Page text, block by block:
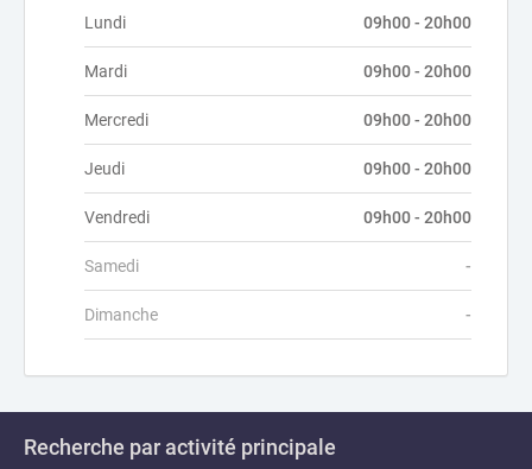
Lundi 09h00 - 20h00
Mardi 09h00 - 20h00
Mercredi 09h00 - 20h00
Jeudi 09h00 - 20h00
Vendredi 09h00 - 20h00
Samedi -
Dimanche -
Recherche par activité principale